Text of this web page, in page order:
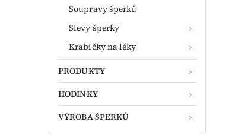
Soupravy šperků
Slevy šperky
Krabičky na léky
PRODUKTY
HODINKY
VÝROBA ŠPERKŮ